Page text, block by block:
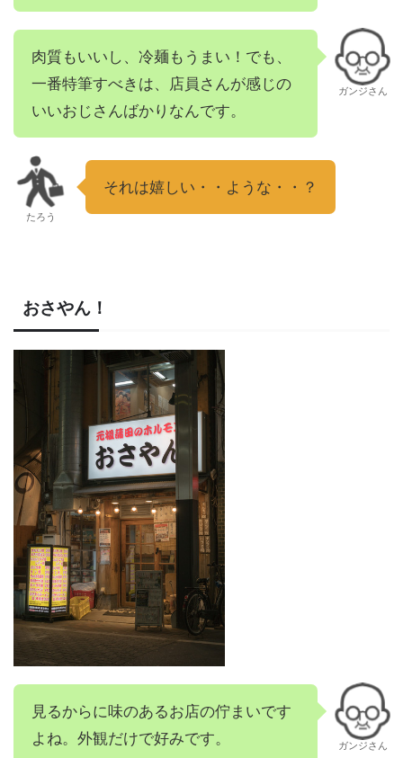
肉質もいいし、冷麺もうまい！でも、
一番特筆すべきは、店員さんが感じの
いいおじさんばかりなんです。
ガンジさん
たろう
それは嬉しい・・ような・・？
おさやん！
見るからに味のあるお店の佇まいです
よね。外観だけで好みです。
ガンジさん